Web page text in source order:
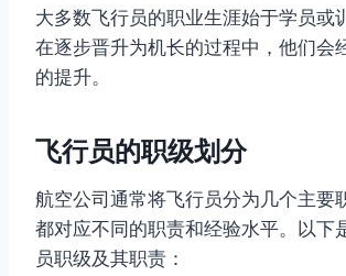
大多数飞行员的职业生涯始于学员或
在逐步晋升为机长的过程中，他们会
的提升。
飞行员的职级划分
航空公司通常将飞行员分为几个主要
都对应不同的职责和经验水平。以下
员职级及其职责：